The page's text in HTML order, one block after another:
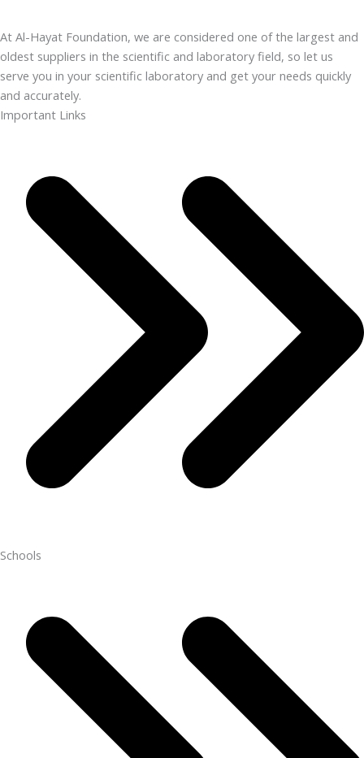
At Al-Hayat Foundation, we are considered one of the largest and
oldest suppliers in the scientific and laboratory field, so let us
serve you in your scientific laboratory and get your needs quickly
and accurately.
Important Links
Schools